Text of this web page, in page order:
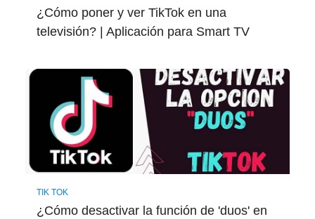
¿Cómo poner y ver TikTok en una
televisión? | Aplicación para Smart TV
TIK TOK
¿Cómo desactivar la función de 'duos' en